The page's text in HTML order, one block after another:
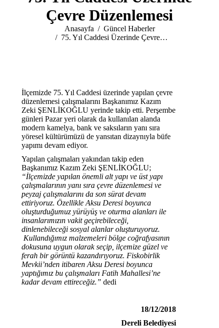
Çevre Düzenlemesi
Anasayfa
Güncel Haberler
75. Yıl Caddesi Üzerinde Çevre…
İlçemizde 75. Yıl Caddesi üzerinde yapılan çevre
düzenlemesi çalışmalarını Başkanımız Kazım
Zeki ŞENLİKOĞLU yerinde takip etti. Perşembe
günleri Pazar yeri olarak da kullanılan alanda
modern kamelya, bank ve saksıların yanı sıra
yöresel kültürümüzü de yansıtan dizaynıyla büfe
yapımı devam ediyor.
Yapılan çalışmaları yakından takip eden
Başkanımız Kazım Zeki ŞENLİKOĞLU;
“İlçemizde yapılan önemli alt yapı ve üst yapı
çalışmalarının yanı sıra çevre düzenlemesi ve
peyzaj çalışmalarını da son sürat devam
ettiriyoruz. Özellikle Aksu Deresi boyunca
oluşturduğumuz yürüyüş ve oturma alanları ile
insanlarımızın vakit geçirebileceği,
dinlenebileceği sosyal alanlar oluşturuyoruz.
Kullandığımız malzemeleri bölge coğrafyasının
dokusuna uygun olarak seçip, ilçemize güzel ve
ferah bir görüntü kazandırıyoruz. Fiskobirlik
Mevkii’nden itibaren Aksu Deresi boyunca
yaptığımız bu çalışmaları Fatih Mahallesi’ne
kadar devam ettireceğiz.” dedi
18/12/2018
Dereli Belediyesi